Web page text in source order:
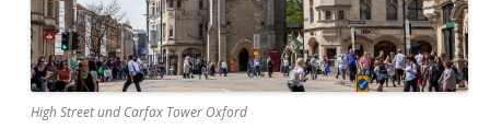
High Street und Carfax Tower Oxford